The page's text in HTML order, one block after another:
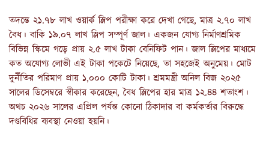
তদন্তে ২১.৭৮ লাখ ওয়ার্ক স্লিপ পরীক্ষা করে দেখা গেছে, মাত্র ২.৭০ লাখ
বৈধ। বাকি ১৯.০৭ লাখ স্লিপ সম্পূর্ণ জাল। একজন যোগ্য নির্মাণশ্রমিক
বিভিন্ন স্কিমে গড়ে প্রায় ২.৫ লাখ টাকা বেনিফিট পান। জাল স্লিপের মাধ্যমে
কত অযোগ্য লোভী এই টাকা পকেটে নিয়েছে, তা সহজেই অনুমেয়। মোট
দুর্নীতির পরিমাণ প্রায় ১,০০০ কোটি টাকা। শ্রমমন্ত্রী অনিল বিজ ২০২৫
সালের ডিসেম্বরে স্বীকার করেছেন, বৈধ স্লিপের হার মাত্র ১২.৪৪ শতাংশ।
অথচ ২০২৬ সালের এপ্রিল পর্যন্ত কোনো ঠিকাদার বা কর্মকর্তার বিরুদ্ধে
দণ্ডবিধির ব্যবস্থা নেওয়া হয়নি।